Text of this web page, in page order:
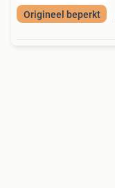
Origineel beperkt